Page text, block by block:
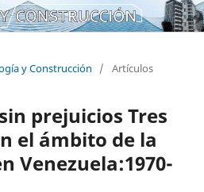
y Construcción
/ Artículos
prejuicios Tres
el ámbito de la
Venezuela:1970-